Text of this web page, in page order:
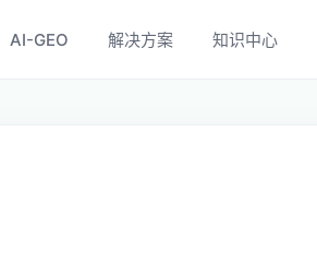
AI-GEO 解决方案 知识中心